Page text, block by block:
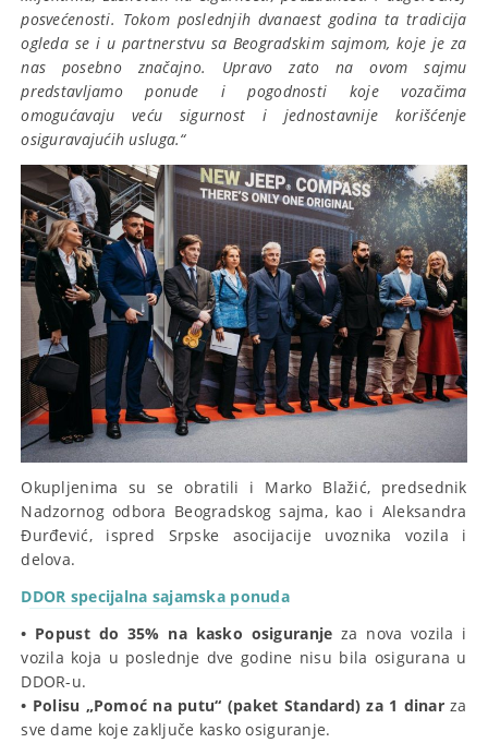
posvećenosti. Tokom poslednjih dvanaest godina ta tradicija
ogleda se i u partnerstvu sa Beogradskim sajmom, koje je za
nas posebno značajno. Upravo zato na ovom sajmu
predstavljamo ponude i pogodnosti koje vozačima
omogućavaju veću sigurnost i jednostavnije korišćenje
osiguravajućih usluga.“
Okupljenima su se obratili i Marko Blažić, predsednik
Nadzornog odbora Beogradskog sajma, kao i Aleksandra
Đurđević, ispred Srpske asocijacije uvoznika vozila i
delova.
DDOR specijalna sajamska ponuda
• Popust do 35% na kasko osiguranje za nova vozila i
vozila koja u poslednje dve godine nisu bila osigurana u
DDOR-u.
• Polisu „Pomoć na putu“ (paket Standard) za 1 dinarza
sve dame koje zaključe kasko osiguranje.